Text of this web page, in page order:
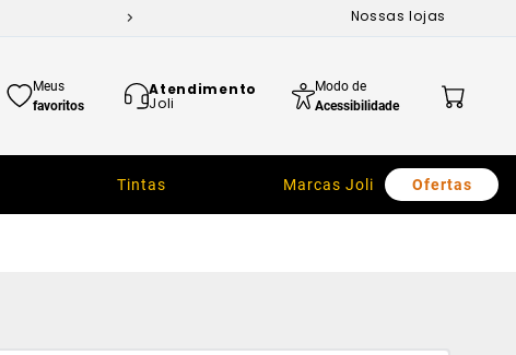
Nossas lojas
Meus
favoritos
Atendimento
Joli
Modo de
Acessibilidade
Tintas Marcas Joli Ofertas